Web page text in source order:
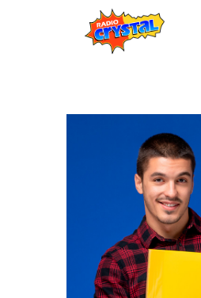
Promociones
Contacto